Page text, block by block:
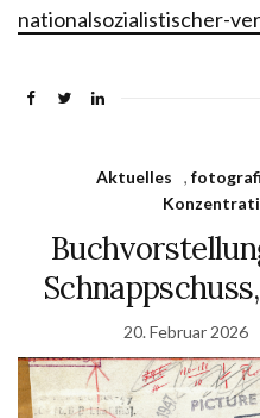
nationalsozialistischer-
Aktuelles ,
20. Februar 2026